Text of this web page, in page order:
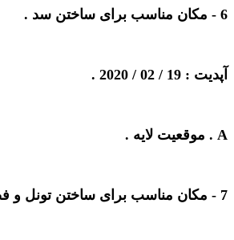
6 - مکان مناسب برای ساختن سد .
آپدیت : 19 / 02 / 2020 .
A . موقعیت لایه .
7 - مکان مناسب برای ساختن تونل و